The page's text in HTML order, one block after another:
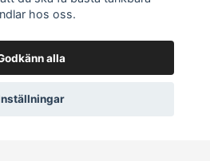
köp och returer
hos oss.
alla